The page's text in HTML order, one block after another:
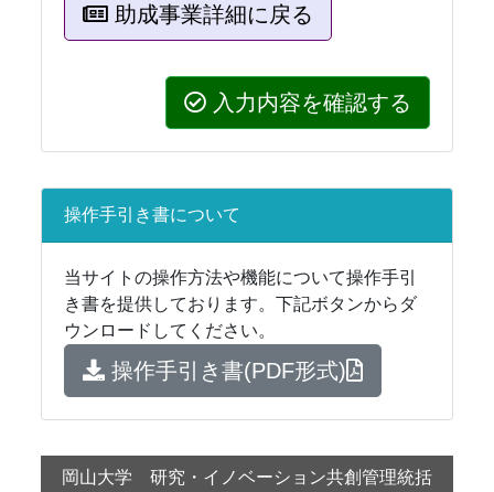
助成事業詳細に戻る
入力内容を確認する
操作手引き書について
当サイトの操作方法や機能について操作手引
き書を提供しております。下記ボタンからダ
ウンロードしてください。
操作手引き書(PDF形式)
岡山大学 研究・イノベーション共創管理統括